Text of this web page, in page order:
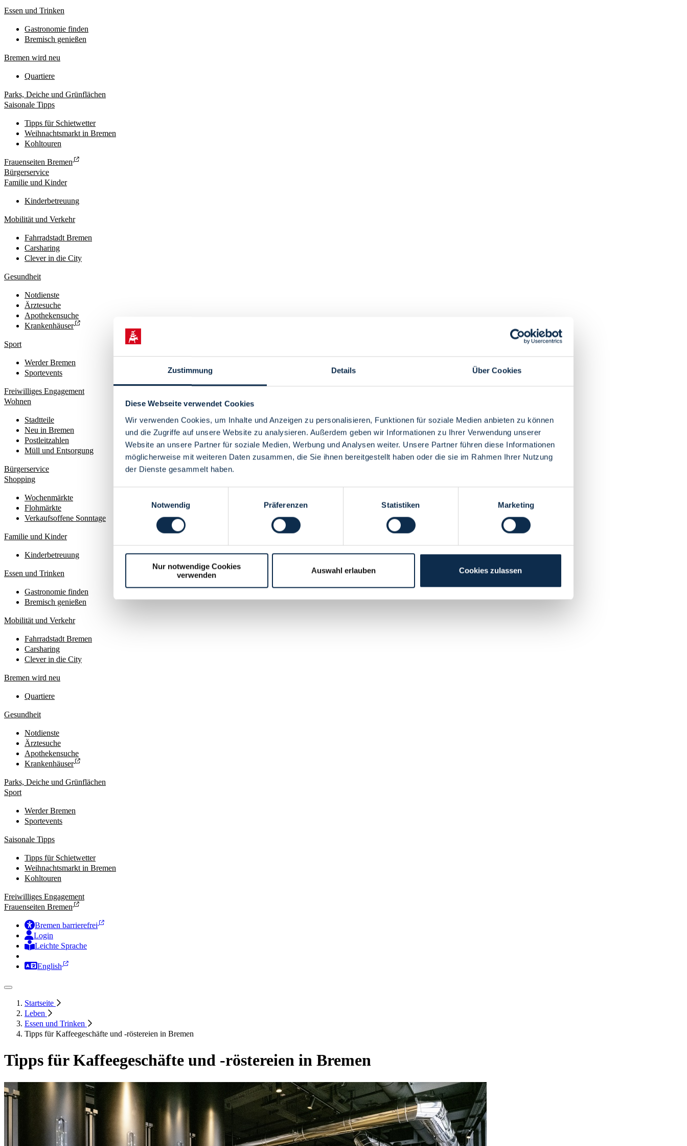
Zustimmung Details Über Cookies
Diese Webseite verwendet Cookies
Wir verwenden Cookies, um Inhalte und Anzeigen zu personalisieren, Funktionen für soziale Medien anbieten zu können
und die Zugriffe auf unsere Website zu analysieren. Außerdem geben wir Informationen zu Ihrer Verwendung unserer
Website an unsere Partner für soziale Medien, Werbung und Analysen weiter. Unsere Partner führen diese Informationen
möglicherweise mit weiteren Daten zusammen, die Sie ihnen bereitgestellt haben oder die sie im Rahmen Ihrer Nutzung
der Dienste gesammelt haben.
Notwendig
Präferenzen Statistiken Marketing
Nur notwendige Cookies
verwenden
Auswahl erlauben Cookies zulassen
Essen und Trinken
Gastronomie finden
Bremisch genießen
Bremen wird neu
Quartiere
Parks, Deiche und Grünflächen
Saisonale Tipps
Tipps für Schietwetter
Weihnachtsmarkt in Bremen
Kohltouren
Frauenseiten Bremen
Bürgerservice
Familie und Kinder
Kinderbetreuung
Mobilität und Verkehr
Fahrradstadt Bremen
Carsharing
Clever in die City
Gesundheit
Notdienste
Ärztesuche
Apothekensuche
Krankenhäuser
Sport
Werder Bremen
Sportevents
Freiwilliges Engagement
Wohnen
Stadtteile
Neu in Bremen
Postleitzahlen
Müll und Entsorgung
Bürgerservice
Shopping
Wochenmärkte
Flohmärkte
Verkaufsoffene Sonntage
Familie und Kinder
Kinderbetreuung
Essen und Trinken
Gastronomie finden
Bremisch genießen
Mobilität und Verkehr
Fahrradstadt Bremen
Carsharing
Clever in die City
Bremen wird neu
Quartiere
Gesundheit
Notdienste
Ärztesuche
Apothekensuche
Krankenhäuser
Parks, Deiche und Grünflächen
Sport
Werder Bremen
Sportevents
Saisonale Tipps
Tipps für Schietwetter
Weihnachtsmarkt in Bremen
Kohltouren
Freiwilliges Engagement
Frauenseiten Bremen
Bremen barrierefrei
Login
Leichte Sprache
English
Startseite
Leben
Essen und Trinken
Tipps für Kaffeegeschäfte und -röstereien in Bremen
Tipps für Kaffeegeschäfte und -röstereien in Bremen